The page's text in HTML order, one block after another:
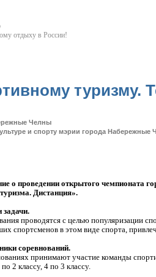
отдыху в России!
туризму.
Челны
и спорту мэрии города
о проведении открытого чемпионата
Дистанция».
задачи.
проводятся с целью популяризации
спортсменов в этом виде спорта,
соревнований.
принимают участие команды
по 2 классу, 4 по 3 классу.